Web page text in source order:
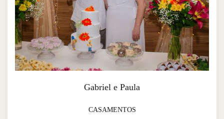
Gabriel e Paula
CASAMENTOS